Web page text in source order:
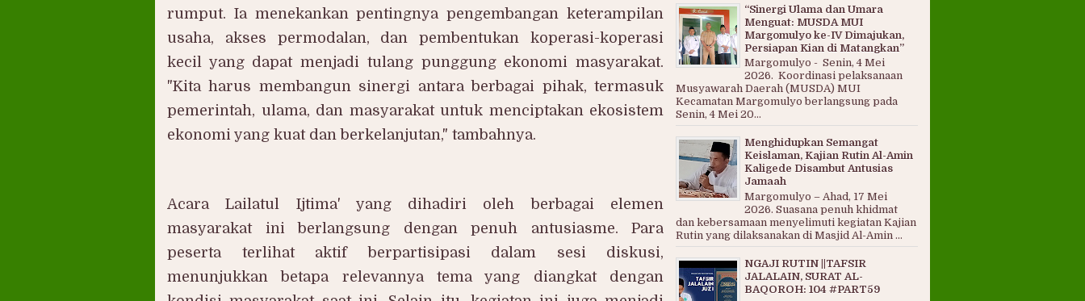
rumput. Ia menekankan pentingnya pengembangan keterampilan
usaha, akses permodalan, dan pembentukan koperasi-koperasi
kecil yang dapat menjadi tulang punggung ekonomi masyarakat.
"Kita harus membangun sinergi antara berbagai pihak, termasuk
pemerintah, ulama, dan masyarakat untuk menciptakan ekosistem
ekonomi yang kuat dan berkelanjutan," tambahnya.
Acara Lailatul Ijtima' yang dihadiri oleh berbagai elemen
masyarakat ini berlangsung dengan penuh antusiasme. Para
peserta terlihat aktif berpartisipasi dalam sesi diskusi,
menunjukkan betapa relevannya tema yang diangkat dengan
“Sinergi Ulama dan Umara
Menguat: MUSDA MUI
Margomulyo ke-IV Dimajukan,
Persiapan Kian di Matangkan”
Margomulyo - Senin, 4 Mei
2026. Koordinasi pelaksanaan
Musyawarah Daerah (MUSDA) MUI
Kecamatan Margomulyo berlangsung pada
Senin, 4 Mei 20...
Menghidupkan Semangat
Keislaman, Kajian Rutin Al-Amin
Kaligede Disambut Antusias
Jamaah
Margomulyo – Ahad, 17 Mei
2026. Suasana penuh khidmat
dan kebersamaan menyelimuti kegiatan Kajian
Rutin yang dilaksanakan di Masjid Al-Amin ...
NGAJI RUTIN ||TAFSIR
JALALAIN, SURAT AL-
BAQOROH: 104 #PART59